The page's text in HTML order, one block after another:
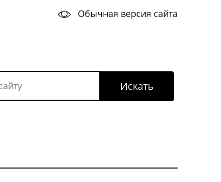
Обычная версия сайта